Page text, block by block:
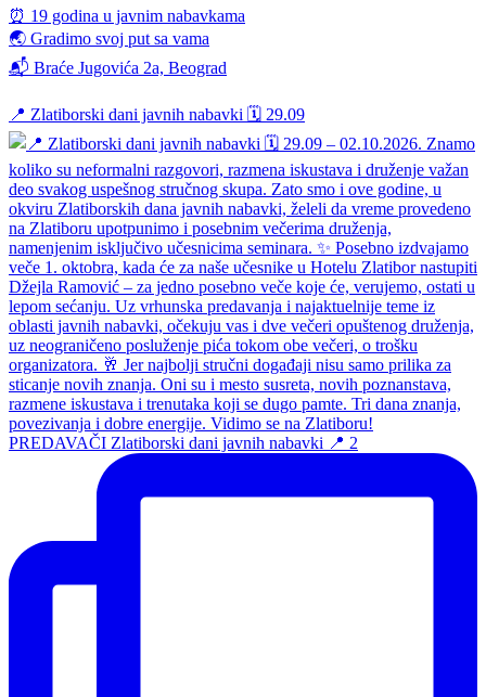
⏰ 19 godina u javnim nabavkama
🌏 Gradimo svoj put sa vama
📬 Braće Jugovića 2a, Beograd
📍 Zlatiborski dani javnih nabavki 🗓️ 29.09
PREDAVAČI Zlatiborski dani javnih nabavki 📍 2